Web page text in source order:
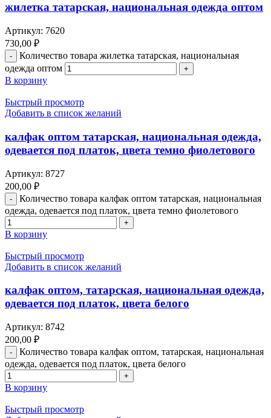
жилетка татарская, национальная одежда оптом
Артикул: 7620
730,00 ₽
Количество товара жилетка татарская, национальная
одежда оптом
В корзину
Быстрый просмотр
Добавить в список желаний
калфак оптом татарская, национальная одежда,
одевается под платок, цвета темно фиолетового
Артикул: 8727
200,00 ₽
Количество товара калфак оптом татарская, национальная
одежда, одевается под платок, цвета темно фиолетового
В корзину
Быстрый просмотр
Добавить в список желаний
калфак оптом, татарская, национальная одежда,
одевается под платок, цвета белого
Артикул: 8742
200,00 ₽
Количество товара калфак оптом, татарская, национальная
одежда, одевается под платок, цвета белого
В корзину
Быстрый просмотр